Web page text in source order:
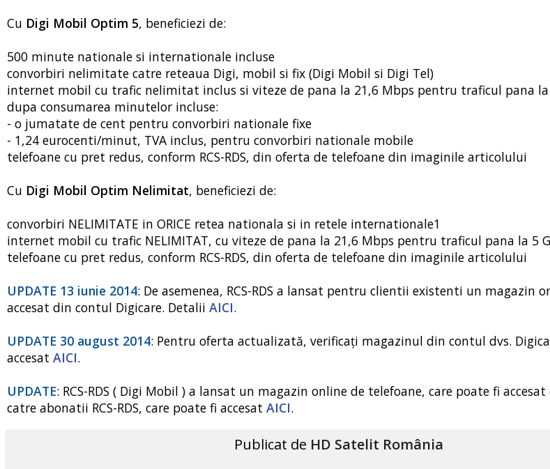
Cu Digi Mobil Optim 5, beneficiezi de:
500 minute nationale si internationale incluse
convorbiri nelimitate catre reteaua Digi, mobil si fix (Digi Mobil si Digi Tel)
internet mobil cu trafic nelimitat inclus si viteze de pana la 21,6 Mbps pentru traficul pana la
dupa consumarea minutelor incluse:
- o jumatate de cent pentru convorbiri nationale fixe
- 1,24 eurocenti/minut, TVA inclus, pentru convorbiri nationale mobile
telefoane cu pret redus, conform RCS-RDS, din oferta de telefoane din imaginile articolului
Cu Digi Mobil Optim Nelimitat, beneficiezi de:
convorbiri NELIMITATE in ORICE retea nationala si in retele internationale1
internet mobil cu trafic NELIMITAT, cu viteze de pana la 21,6 Mbps pentru traficul pana la 5
telefoane cu pret redus, conform RCS-RDS, din oferta de telefoane din imaginile articolului
UPDATE 13 iunie 2014: De asemenea, RCS-RDS a lansat pentru clientii existenti un magazin
accesat din contul Digicare. Detalii AICI.
UPDATE 30 august 2014: Pentru oferta actualizată, verificați magazinul din contul dvs.
accesat AICI.
UPDATE: RCS-RDS ( Digi Mobil ) a lansat un magazin online de telefoane, care poate fi
catre abonatii RCS-RDS, care poate fi accesat AICI.
Publicat de HD Satelit România